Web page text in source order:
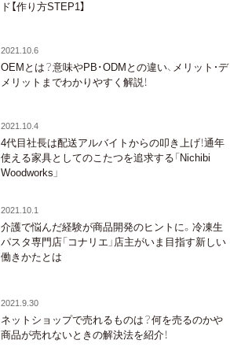
ド【作り方STEP1】
2021.10.6
OEMとは？意味やPB･ODMとの違い、メリット・デ
メリットまでわかりやすく解説！
2021.10.4
4代目社長は配送アルバイトからの叩き上げ！通年
使える家具としてのこたつを追求する「Nichibi
Woodworks」
2021.10.1
介護で悩んだ経験が商品開発のヒントに。冷凍生
パスタ専門店「コナリエ」店主がいま目指す新しい
働きかたとは
2021.9.30
ネットショップで売れるものは？何を売るのかや
商品が売れないときの解決法を紹介！